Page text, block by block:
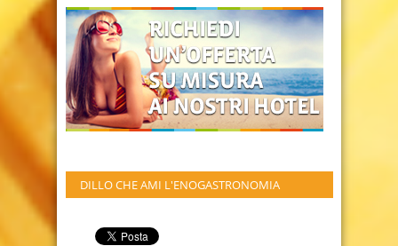
DILLO CHE AMI L'ENOGASTRONOMIA